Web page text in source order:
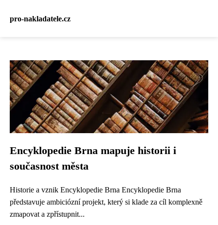
pro-nakladatele.cz
Encyklopedie Brna mapuje historii i
současnost města
Historie a vznik Encyklopedie Brna Encyklopedie Brna
představuje ambiciózní projekt, který si klade za cíl komplexně
zmapovat a zpřístupnit...